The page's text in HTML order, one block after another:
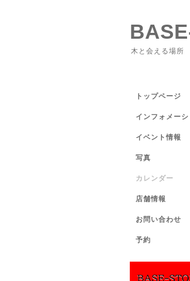
木と会える場所
トップページ
インフォメーシ
イベント情報
写真
カレンダー
店舗情報
お問い合わせ
予約